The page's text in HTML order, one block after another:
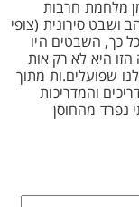
מלחמת חרבות
סירונית (צופי
כך, השבטים היו
היא לא רק אות
שפועלים.ות מתוך
והמדריכות
נפרד מהחוסן